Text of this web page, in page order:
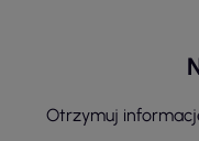
Otrzymuj